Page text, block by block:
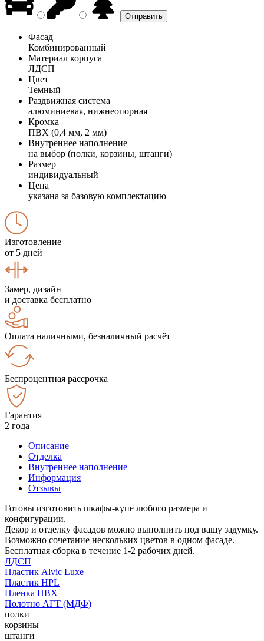
Фасад
Комбинированный
Материал корпуса
ЛДСП
Цвет
Темный
Раздвижная система
алюминиевая, нижнеопорная
Кромка
ПВХ (0,4 мм, 2 мм)
Внутреннее наполнение
на выбор (полки, корзины, штанги)
Размер
индивидуальный
Цена
указана за базовую комплектацию
Изготовление
от 5 дней
Замер, дизайн
и доставка бесплатно
Оплата наличными, безналичный расчёт
Беспроцентная рассрочка
Гарантия
2 года
Описание
Отделка
Внутреннее наполнение
Информация
Отзывы
Готовы изготовить шкафы-купе любого размера и
конфигурации.
Декор и отделку фасадов можно выполнить под вашу задумку.
Возможно сочетание нескольких цветов в одном фасаде.
Бесплатная сборка в течение 1-2 рабочих дней.
ЛДСП
Пластик Alvic Luxe
Пластик HPL
Пленка ПВХ
Полотно АГТ (МДФ)
полки
корзины
штанги